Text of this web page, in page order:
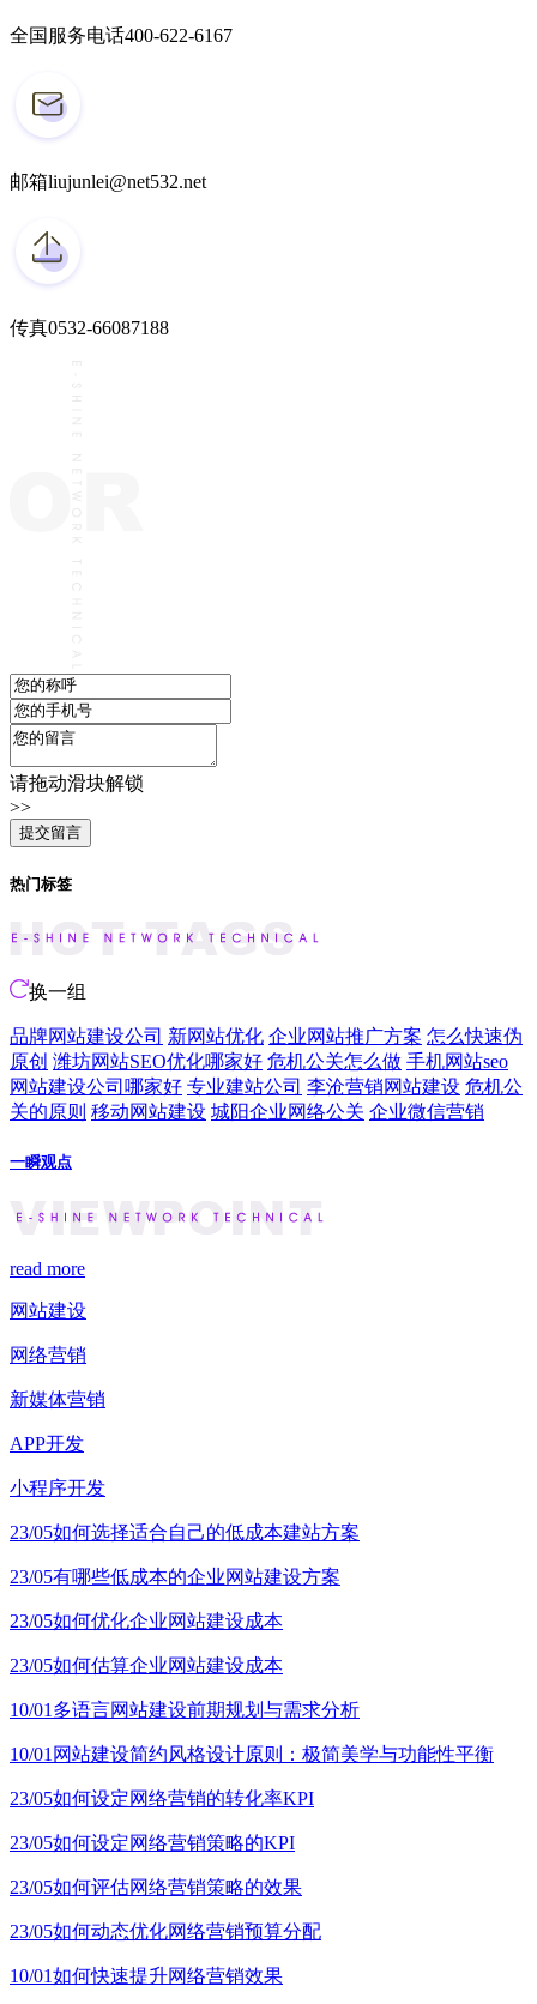
全国服务电话400-622-6167
邮箱liujunlei@net532.net
传真0532-66087188
请拖动滑块解锁
>>
热门标签
换一组
品牌网站建设公司 新网站优化 企业网站推广方案 怎么快速伪
原创 潍坊网站SEO优化哪家好 危机公关怎么做 手机网站seo
网站建设公司哪家好 专业建站公司 李沧营销网站建设 危机公
关的原则 移动网站建设 城阳企业网络公关 企业微信营销
一瞬观点
read more
网站建设
网络营销
新媒体营销
APP开发
小程序开发
23/05如何选择适合自己的低成本建站方案
23/05有哪些低成本的企业网站建设方案
23/05如何优化企业网站建设成本
23/05如何估算企业网站建设成本
10/01 多语言网站建设前期规划与需求分析
10/01 网站建设简约风格设计原则：极简美学与功能性平衡
23/05如何设定网络营销的转化率KPI
23/05如何设定网络营销策略的KPI
23/05如何评估网络营销策略的效果
23/05如何动态优化网络营销预算分配
10/01如何快速提升网络营销效果